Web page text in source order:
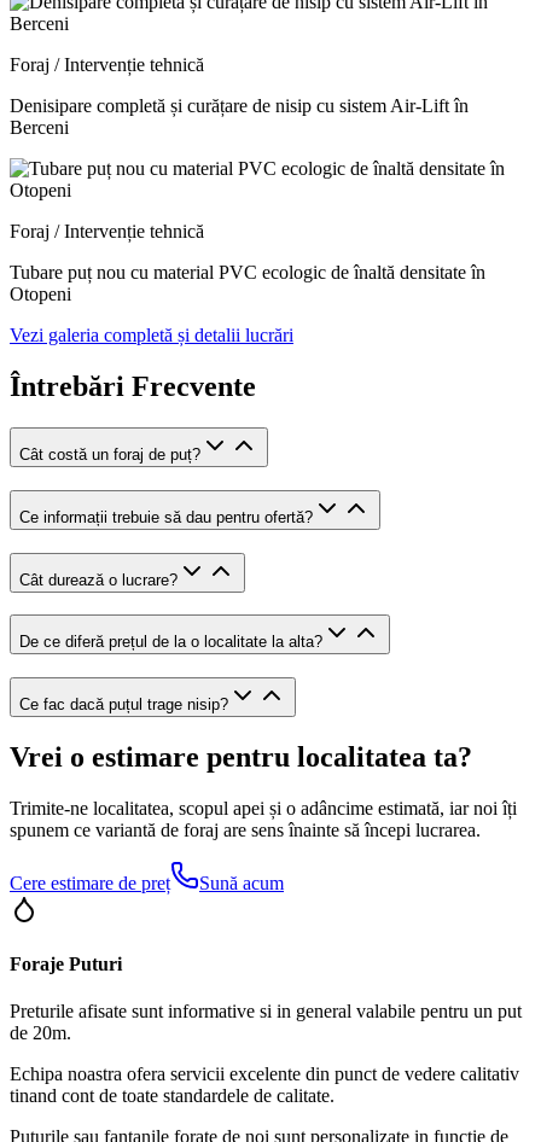
Foraj / Intervenție tehnică
Denisipare completă și curățare de nisip cu sistem Air-Lift în
Berceni
Foraj / Intervenție tehnică
Tubare puț nou cu material PVC ecologic de înaltă densitate în
Otopeni
Vezi galeria completă și detalii lucrări
Întrebări Frecvente
Cât costă un foraj de puț?
Ce informații trebuie să dau pentru ofertă?
Cât durează o lucrare?
De ce diferă prețul de la o localitate la alta?
Ce fac dacă puțul trage nisip?
Vrei o estimare pentru localitatea ta?
Trimite-ne localitatea, scopul apei și o adâncime estimată, iar noi îți
spunem ce variantă de foraj are sens înainte să începi lucrarea.
Cere estimare de preț Sună acum
Foraje Puturi
Preturile afisate sunt informative si in general valabile pentru un put
de 20m.
Echipa noastra ofera servicii excelente din punct de vedere calitativ
tinand cont de toate standardele de calitate.
Puturile sau fantanile forate de noi sunt personalizate in functie de